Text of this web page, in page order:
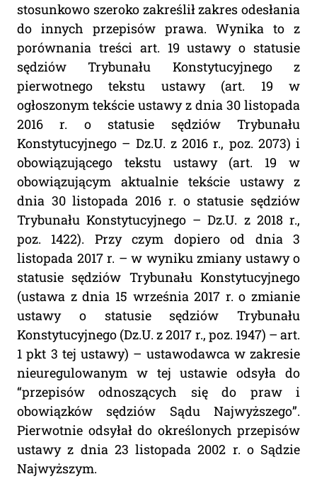
stosunkowo szeroko zakreślił zakres odesłania
do innych przepisów prawa. Wynika to z
porównania treści art. 19 ustawy o statusie
sędziów Trybunału Konstytucyjnego z
pierwotnego tekstu ustawy (art. 19 w
ogłoszonym tekście ustawy z dnia 30 listopada
2016 r. o statusie sędziów Trybunału
Konstytucyjnego – Dz.U. z 2016 r., poz. 2073) i
obowiązującego tekstu ustawy (art. 19 w
obowiązującym aktualnie tekście ustawy z
dnia 30 listopada 2016 r. o statusie sędziów
Trybunału Konstytucyjnego – Dz.U. z 2018 r.,
poz. 1422). Przy czym dopiero od dnia 3
listopada 2017 r. – w wyniku zmiany ustawy o
statusie sędziów Trybunału Konstytucyjnego
(ustawa z dnia 15 września 2017 r. o zmianie
ustawy o statusie sędziów Trybunału
Konstytucyjnego (Dz.U. z 2017 r., poz. 1947) – art.
1 pkt 3 tej ustawy) – ustawodawca w zakresie
nieuregulowanym w tej ustawie odsyła do
“przepisów odnoszących się do praw i
obowiązków sędziów Sądu Najwyższego”.
Pierwotnie odsyłał do określonych przepisów
ustawy z dnia 23 listopada 2002 r. o Sądzie
Najwyższym.